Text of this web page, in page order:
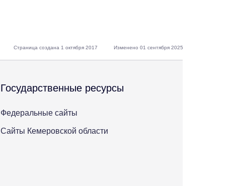
Страница создана 1 октября 2017 Изменено 01 сентября 2025
Государственные ресурсы
Федеральные сайты
Сайты Кемеровской области